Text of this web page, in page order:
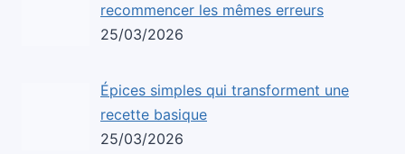
recommencer les mêmes erreurs
25/03/2026
Épices simples qui transforment une
recette basique
25/03/2026